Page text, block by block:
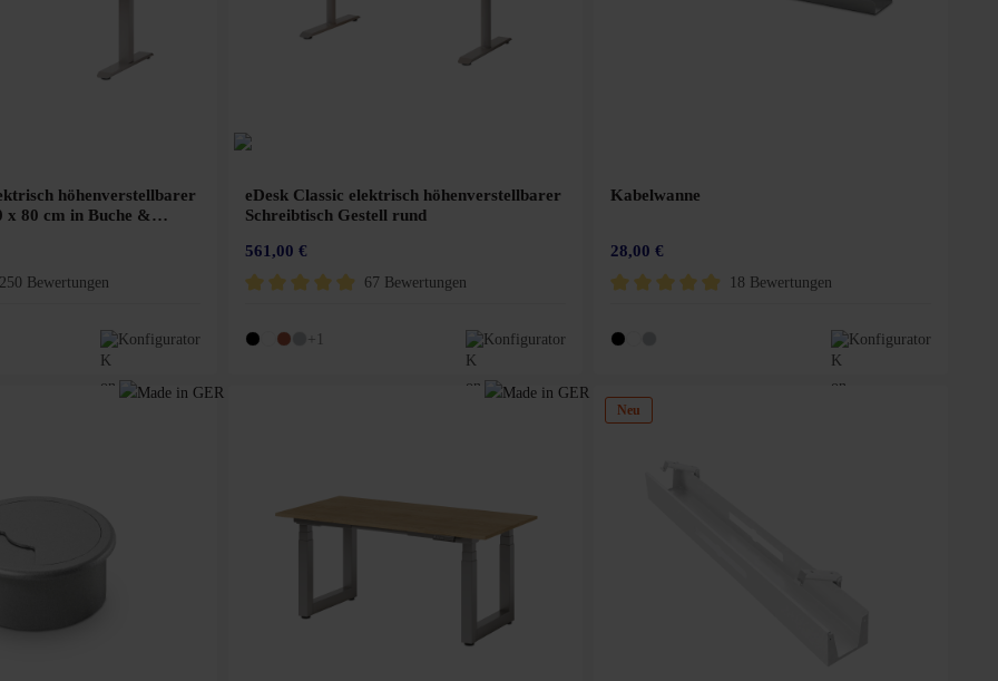
höhenverstellbarer
x 80 cm in Buche &
250 Bewertungen
Konfigurator
eDesk Classic elektrisch höhenverstellbarer
Schreibtisch Gestell rund
561,00 €
67 Bewertungen
+1 Konfigurator
Kabelwanne
28,00 €
18 Bewertungen
Konfigurator
Neu